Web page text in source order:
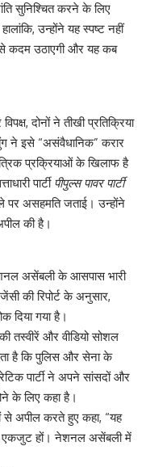
सुनिश्चित करने के लिए
उन्होंने यह स्पष्ट नहीं
कदम उठाएगी और यह कब
दोनों ने तीखी प्रतिक्रिया
ने इसे “असंवैधानिक” करार
प्रक्रियाओं के खिलाफ है
पार्टी पीपुल्स पावर पार्टी
पर असहमति जताई। उन्होंने
की है।
असेंबली के आसपास भारी
की रिपोर्ट के अनुसार,
दिया गया है।
तस्वीरें और वीडियो सोशल
है कि पुलिस और सेना के
पार्टी ने अपने सांसदों और
के लिए कहा है।
से अपील करते हुए कहा, “यह
एकजुट हों। नेशनल असेंबली में